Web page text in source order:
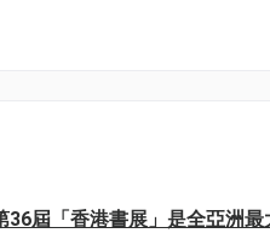
屆「香港書展」是全亞洲